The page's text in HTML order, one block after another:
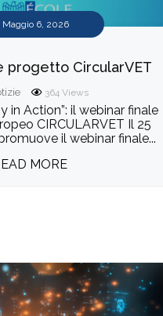
Maggio 6, 2026
progetto CircularVET
364 Views
in Action”: il webinar finale
CIRCULARVET Il 25
il webinar finale...
MORE